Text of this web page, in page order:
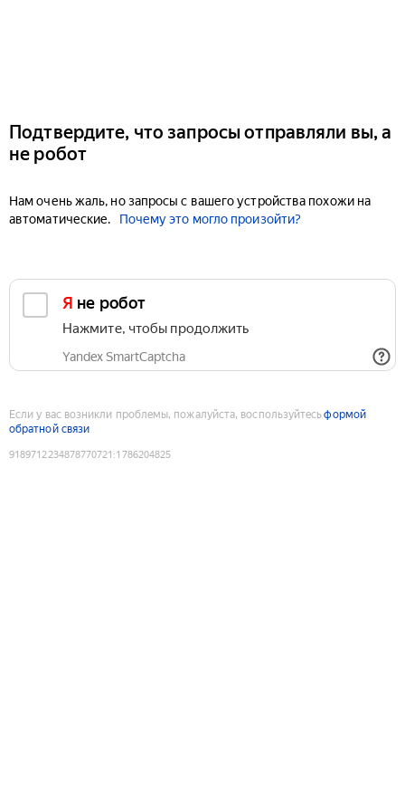
Подтвердите, что запросы отправляли вы, а
не робот
Нам очень жаль, но запросы с вашего устройства похожи на
автоматические.
Почему это могло произойти?
Я не робот
Нажмите, чтобы продолжить
Yandex SmartCaptcha
Если у вас возникли проблемы, пожалуйста, воспользуйтесьформой
обратной связи
9189712234878770721 :1786204825